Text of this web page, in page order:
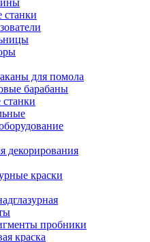
станки
для помола
барабаны
декорирования
краски
пробники
краска